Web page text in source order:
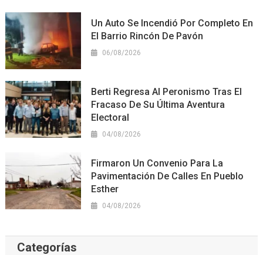
Un Auto Se Incendió Por Completo En
El Barrio Rincón De Pavón
06/08/2026
Berti Regresa Al Peronismo Tras El
Fracaso De Su Última Aventura
Electoral
04/08/2026
Firmaron Un Convenio Para La
Pavimentación De Calles En Pueblo
Esther
04/08/2026
Categorías